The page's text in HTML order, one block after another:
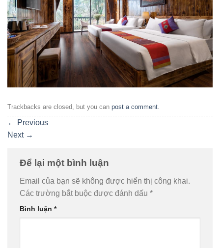
Trackbacks are closed, but you can post a comment.
← Previous
Next →
Để lại một bình luận
Email của bạn sẽ không được hiển thị công khai.
Các trường bắt buộc được đánh dấu *
Bình luận *